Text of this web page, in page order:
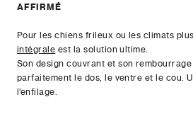
AFFIRMÉ
Pour les chiens frileux ou les climats
intégrale est la solution ultime.
Son design couvrant et son
parfaitement le dos, le ventre et le cou.
l’enfilage.